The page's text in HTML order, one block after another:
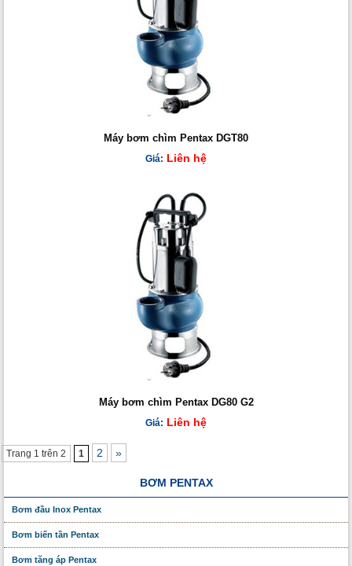
Máy bơm chìm Pentax DGT80
Giá: Liên hệ
Máy bơm chìm Pentax DG80 G2
Giá: Liên hệ
Trang 1 trên 2 1 2 »
BƠM PENTAX
Bơm đầu Inox Pentax
Bơm biến tần Pentax
Bơm tăng áp Pentax